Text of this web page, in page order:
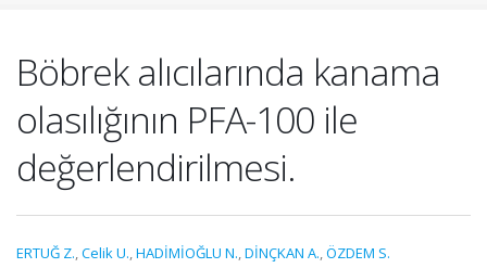
Böbrek alıcılarında kanama
olasılığının PFA-100 ile
değerlendirilmesi.
ERTUĞ Z.,Celik U.,HADİMİOĞLU N.,DİNÇKAN A.,ÖZDEM S.